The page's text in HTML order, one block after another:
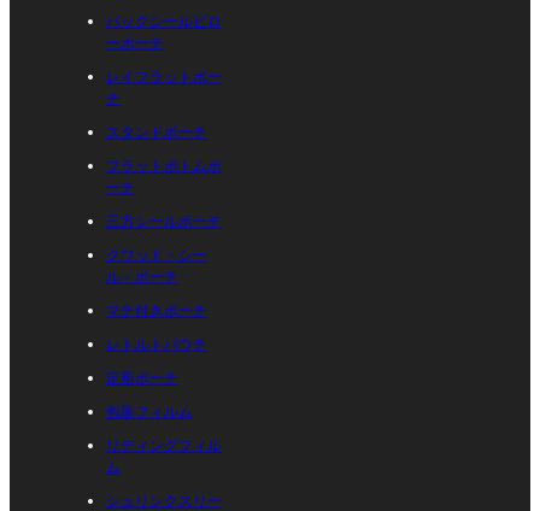
バックシールピロ
ーポーチ
レイフラットポー
チ
スタンドポーチ
フラットボトムポ
ーチ
三方シールポーチ
クワッド・シー
ル・ポーチ
マチ付きポーチ
レトルトパウチ
定形ポーチ
包装フィルム
リディングフィル
ム
シュリンクスリー